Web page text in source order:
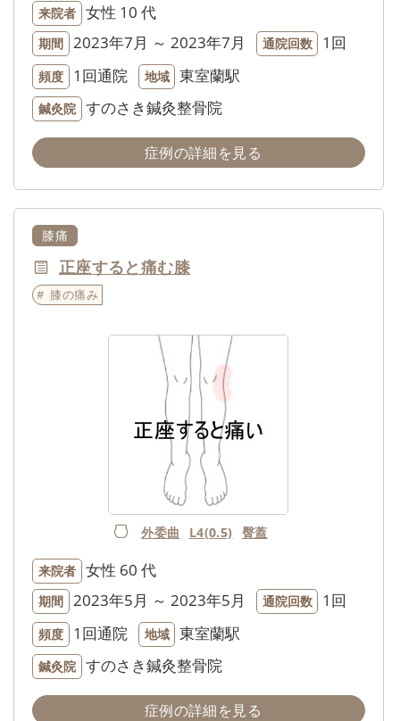
来院者 女性 10 代
期間 2023年7月 ～ 2023年7月 通院回数 1回
頻度 1回通院 地域 東室蘭駅
鍼灸院 すのさき鍼灸整骨院
症例の詳細を見る
膝痛
正座すると痛む膝
膝の痛み
外委曲 L4(0.5) 臀蓋
来院者 女性 60 代
期間 2023年5月 ～ 2023年5月 通院回数 1回
頻度 1回通院 地域 東室蘭駅
鍼灸院 すのさき鍼灸整骨院
症例の詳細を見る